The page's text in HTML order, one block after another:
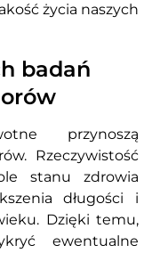
życia naszych
badań
przynoszą
Rzeczywistość
stanu zdrowia
długości i
Dzięki temu,
ewentualne